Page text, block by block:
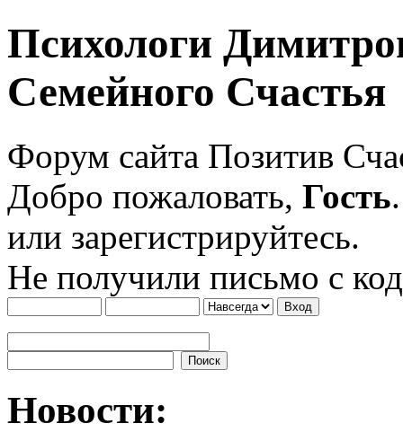
Психологи
Семейного Счастья
Форум сайта Позитив
Добро пожаловать, Гость
или зарегистрируйтесь.
Не получили письмо с
Новости: